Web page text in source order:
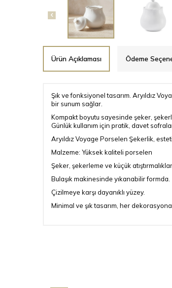
Ürün Açıklaması Ödeme
Şık ve fonksiyonel tasarım. Aryıldız
bir sunum sağlar.
Kompakt boyutu sayesinde şeker,
Günlük kullanım için pratik, davet
Aryıldız Voyage Porselen Şekerlik,
Malzeme: Yüksek kaliteli porselen
Şeker, şekerleme ve küçük
Bulaşık makinesinde yıkanabilir formda.
Çizilmeye karşı dayanıklı yüzey.
Minimal ve şık tasarım, her dekorasyona